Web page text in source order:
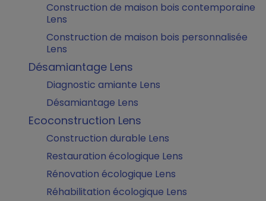
Construction de maison bois contemporaine
Lens
Construction de maison bois personnalisée
Lens
Désamiantage Lens
Diagnostic amiante Lens
Désamiantage Lens
Ecoconstruction Lens
Construction durable Lens
Restauration écologique Lens
Rénovation écologique Lens
Réhabilitation écologique Lens